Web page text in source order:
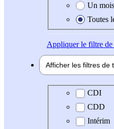
Un mois
Toutes
Appliquerle filtre de
Afficher les filtres de
Type de contrat
CDI
CDD
Intérim